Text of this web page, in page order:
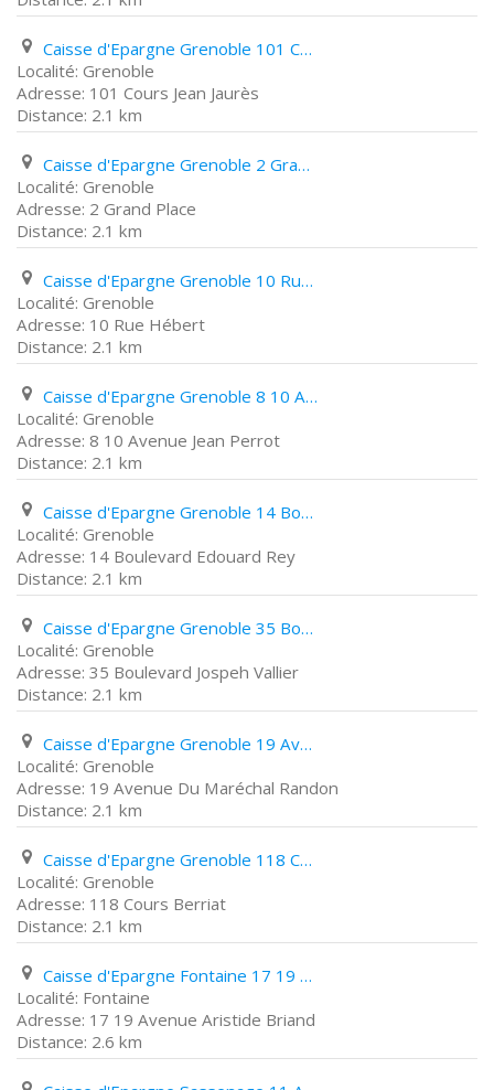
Caisse d'Epargne Grenoble 101 Cours Jean Jaurès
Grenoble
101 Cours Jean Jaurès
2.1 km
Caisse d'Epargne Grenoble 2 Grand Place
Grenoble
2 Grand Place
2.1 km
Caisse d'Epargne Grenoble 10 Rue Hébert
Grenoble
10 Rue Hébert
2.1 km
Caisse d'Epargne Grenoble 8 10 Avenue Jean Perrot
Grenoble
8 10 Avenue Jean Perrot
2.1 km
Caisse d'Epargne Grenoble 14 Boulevard Edouard Rey
Grenoble
14 Boulevard Edouard Rey
2.1 km
Caisse d'Epargne Grenoble 35 Boulevard Jospeh Vallier
Grenoble
35 Boulevard Jospeh Vallier
2.1 km
Caisse d'Epargne Grenoble 19 Avenue Du Maréchal Randon
Grenoble
19 Avenue Du Maréchal Randon
2.1 km
Caisse d'Epargne Grenoble 118 Cours Berriat
Grenoble
118 Cours Berriat
2.1 km
Caisse d'Epargne Fontaine 17 19 Avenue Aristide Briand
Fontaine
17 19 Avenue Aristide Briand
2.6 km